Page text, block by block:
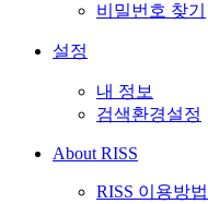
비밀번호 찾기
설정
내 정보
검색환경설정
About RISS
RISS 이용방법